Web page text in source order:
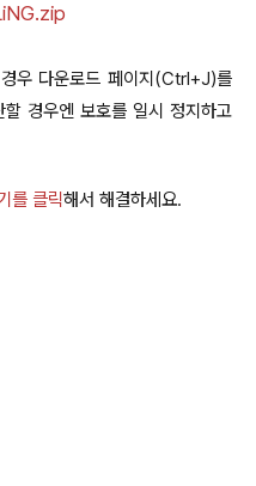
우 다운로드 페이지(Ctrl+J)를
경우엔 보호를 일시 정지하고
를 클릭해서 해결하세요.